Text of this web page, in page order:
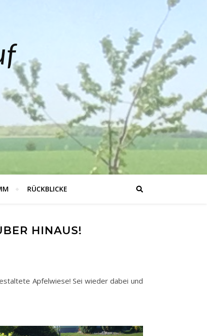
RÜCKBLICKE
HINAUS!
Apfelwiese! Sei wieder dabei und